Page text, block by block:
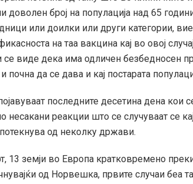
доволен број на популација над 65
или доилки или други категории,
на таа вакцина кај во овој
се виде дека има одличен безбедносен
да се дава и кај постарата
последните десетина дена кои
реакции што се случуваат се
од неколку држави.
13 земји во Европа кратковремено
од Норвешка, првите случаи беа